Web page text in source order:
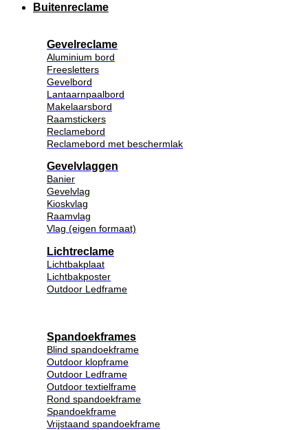
Buitenreclame
Gevelreclame
Aluminium bord
Freesletters
Gevelbord
Lantaarnpaalbord
Makelaarsbord
Raamstickers
Reclamebord
Reclamebord met beschermlak
Gevelvlaggen
Banier
Gevelvlag
Kioskvlag
Raamvlag
Vlag (eigen formaat)
Lichtreclame
Lichtbakplaat
Lichtbakposter
Outdoor Ledframe
Spandoekframes
Blind spandoekframe
Outdoor klopframe
Outdoor Ledframe
Outdoor textielframe
Rond spandoekframe
Spandoekframe
Vrijstaand spandoekframe